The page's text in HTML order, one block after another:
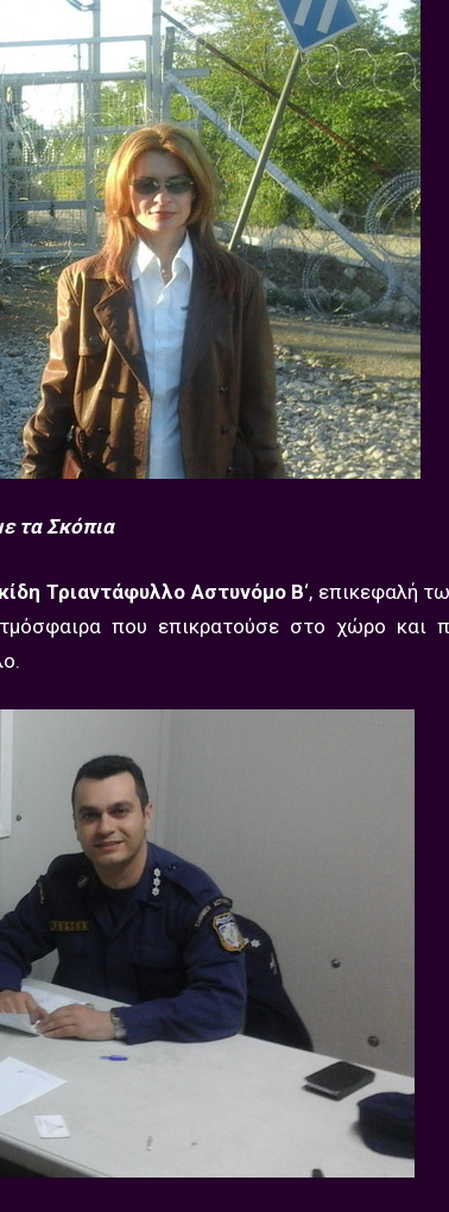
τα Σκόπια
Τριαντάφυλλο Αστυνόμο Β‘, επικεφαλή
που επικρατούσε στο χώρο και